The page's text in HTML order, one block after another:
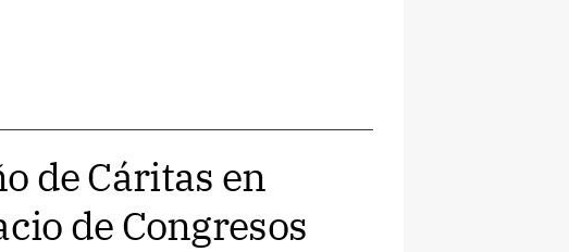
de Cáritas en
de Congresos